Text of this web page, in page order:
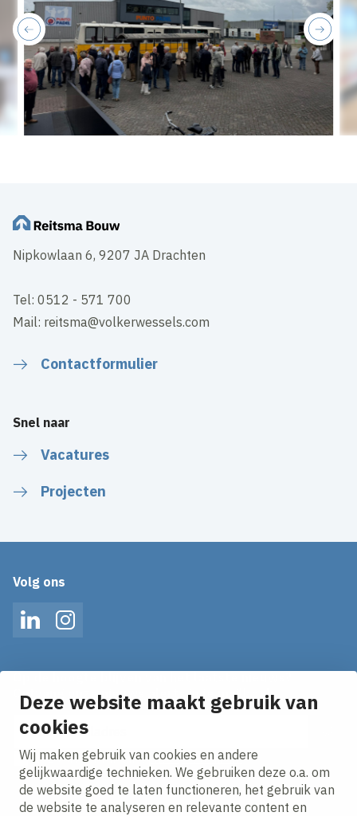
Deze website maakt gebruik van
cookies
Wij maken gebruik van cookies en andere
gelijkwaardige technieken. We gebruiken deze o.a. om
de website goed te laten functioneren, het gebruik van
de website te analyseren en relevante content en
next
previous
Nipkowlaan 6, 9207 JA Drachten
Tel: 0512 - 571 700
Mail: reitsma@volkerwessels.com
Contactformulier
Snel naar
Vacatures
Projecten
Volg ons
LinkedInInstagram
Ontvang onze nieuws alerts in je mailbox!
E-mailadres
Ik ga akkoord met hetprivacy statement.